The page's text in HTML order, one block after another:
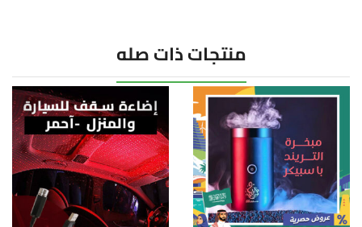
منتجات ذات صله